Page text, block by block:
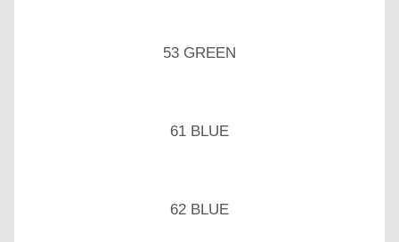
53 GREEN
61 BLUE
62 BLUE